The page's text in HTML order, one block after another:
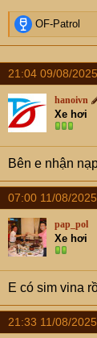
R
e
c
t
i
o
OF-Patrol
21:04 09/08/2025
hanoivn
Xe hơi
Bên e nhận
07:00 11/08/2025
pap_pol
Xe hơi
E có sim vina
21:33 11/08/2025